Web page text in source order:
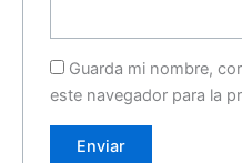
Guarda mi nombre,
este navegador para la